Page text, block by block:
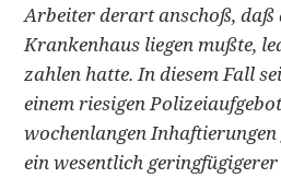
Arbeiter derart anschoß, daß
Krankenhaus liegen mußte,
zahlen hatte. In diesem Fall
einem riesigen
wochenlangen
ein wesentlich